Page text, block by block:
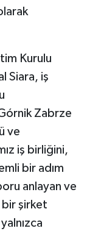
Kurulu
Siara, iş
Zabrze
ve
iş birliğini,
bir adım
anlayan ve
bir şirket